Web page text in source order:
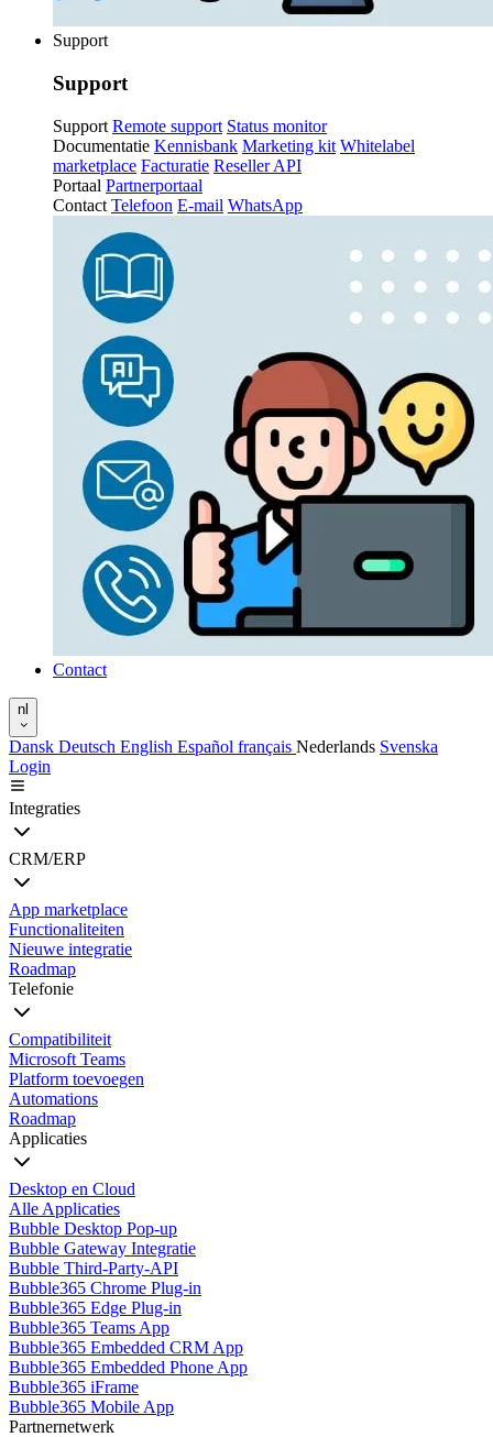
Support
Support
Support Remote support Status monitor
Documentatie Kennisbank Marketing kit Whitelabel
marketplace Facturatie Reseller API
Portaal Partnerportaal
Contact Telefoon E-mail WhatsApp
Contact
nl
Dansk Deutsch English Español français Nederlands Svenska
Login
Integraties
CRM/ERP
App marketplace
Functionaliteiten
Nieuwe integratie
Roadmap
Telefonie
Compatibiliteit
Microsoft Teams
Platform toevoegen
Automations
Roadmap
Applicaties
Desktop en Cloud
Alle Applicaties
Bubble Desktop Pop-up
Bubble Gateway Integratie
Bubble Third-Party-API
Bubble365 Chrome Plug-in
Bubble365 Edge Plug-in
Bubble365 Teams App
Bubble365 Embedded CRM App
Bubble365 Embedded Phone App
Bubble365 iFrame
Bubble365 Mobile App
Partnernetwerk